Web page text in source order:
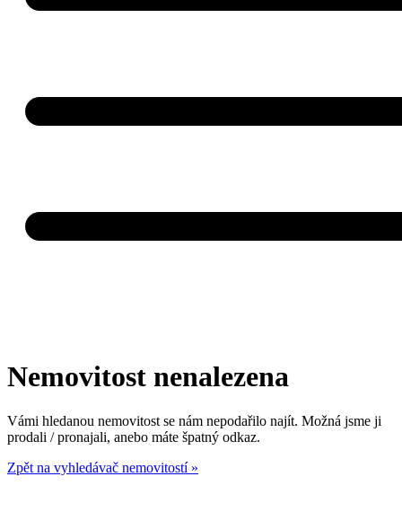
Nemovitost nenalezena
Vámi hledanou nemovitost se nám nepodařilo najít. Možná jsme ji
prodali / pronajali, anebo máte špatný odkaz.
Zpět na vyhledávač nemovitostí »